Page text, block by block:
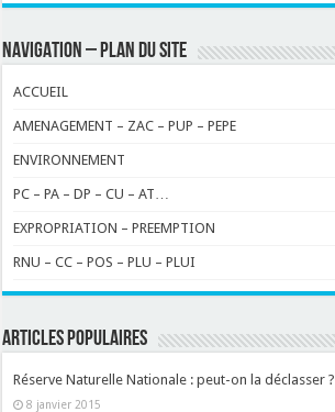
NAVIGATION – PLAN DU SITE
ACCUEIL
AMENAGEMENT – ZAC – PUP – PEPE
ENVIRONNEMENT
PC – PA – DP – CU – AT…
EXPROPRIATION – PREEMPTION
RNU – CC – POS – PLU – PLUI
ARTICLES POPULAIRES
Réserve Naturelle Nationale : peut-on la déclasser ?
8 janvier 2015